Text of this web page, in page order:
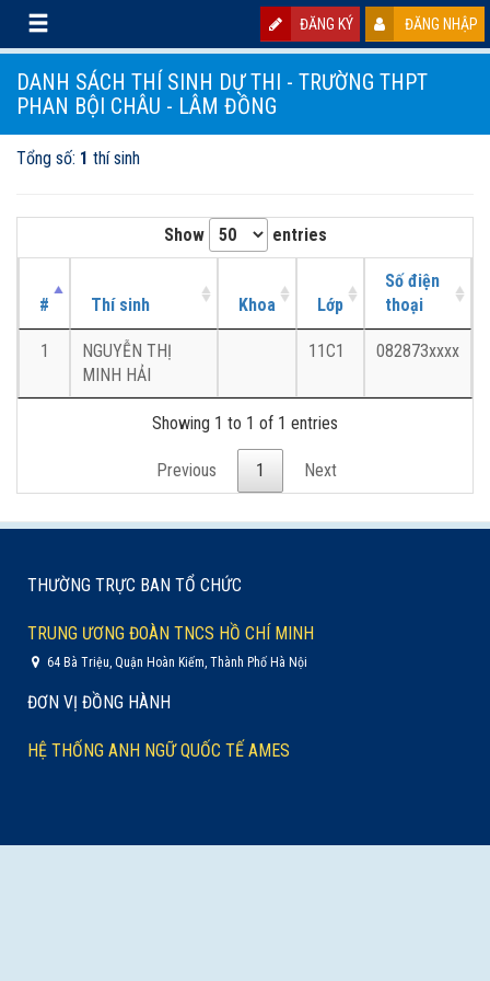
ĐĂNG KÝ ĐĂNG NHẬP
DANH SÁCH THÍ SINH DỰ THI - TRƯỜNG THPT
PHAN BỘI CHÂU - LÂM ĐỒNG
Tổng số: 1 thí sinh
Show entries
# Thí sinh Khoa Lớp
Số điện
thoại
1
NGUYỄN THỊ
MINH HẢI
11C1 082873xxxx
Showing 1 to 1 of 1 entries
Previous 1 Next
THƯỜNG TRỰC BAN TỔ CHỨC
TRUNG ƯƠNG ĐOÀN TNCS HỒ CHÍ MINH
64 Bà Triệu, Quận Hoàn Kiếm, Thành Phố Hà Nội
ĐƠN VỊ ĐỒNG HÀNH
HỆ THỐNG ANH NGỮ QUỐC TẾ AMES